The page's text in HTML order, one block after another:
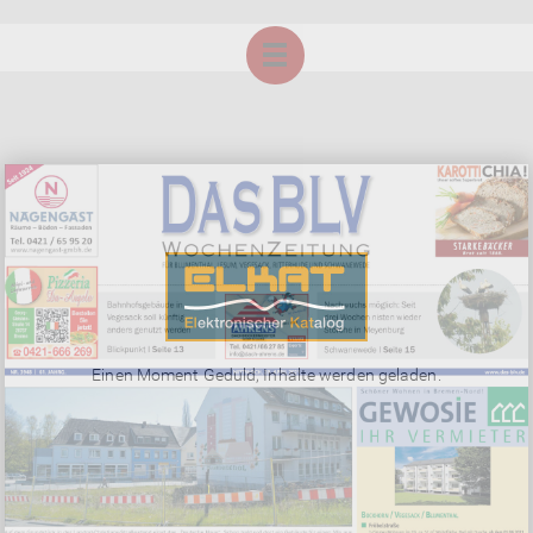
Einen Moment Geduld, Inhalte werden geladen.